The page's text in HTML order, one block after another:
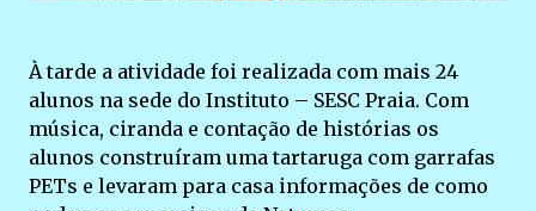
À tarde a atividade foi realizada com mais 24
alunos na sede do Instituto – SESC Praia. Com
música, ciranda e contação de histórias os
alunos construíram uma tartaruga com garrafas
PETs e levaram para casa informações de como